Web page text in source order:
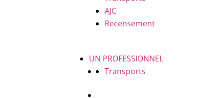
AJC
Recensement
UN PROFESSIONNEL
Transports